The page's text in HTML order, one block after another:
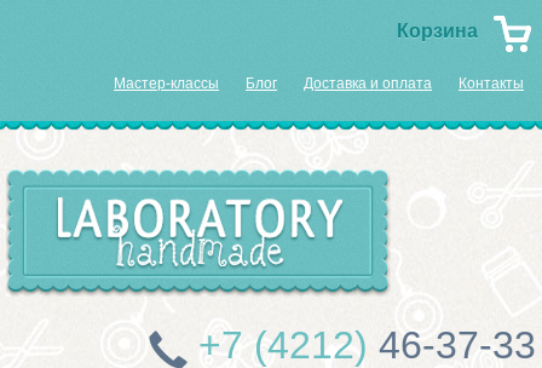
Корзина
Мастер-классы Блог Доставка и оплата Контакты
+7 (4212) 46-37-33